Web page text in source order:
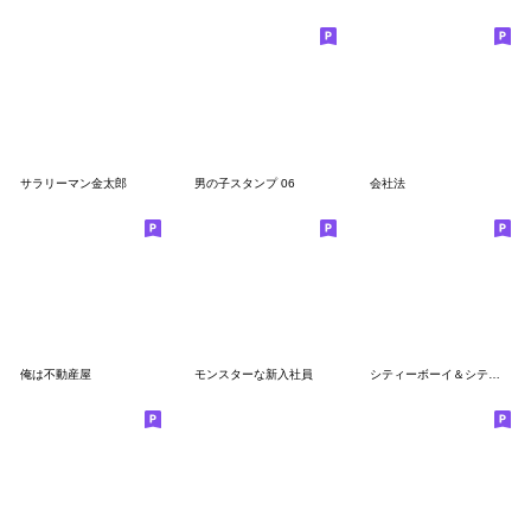
サラリーマン金太郎 男の子スタンプ 06 会社法
俺は不動産屋 モンスターな新入社員